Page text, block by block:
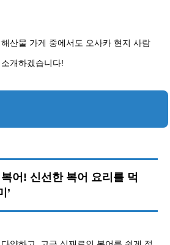
산물 가게 중에서도 오사카 현지 사람
개하겠습니다!
어! 신선한 복어 요리를 먹
’